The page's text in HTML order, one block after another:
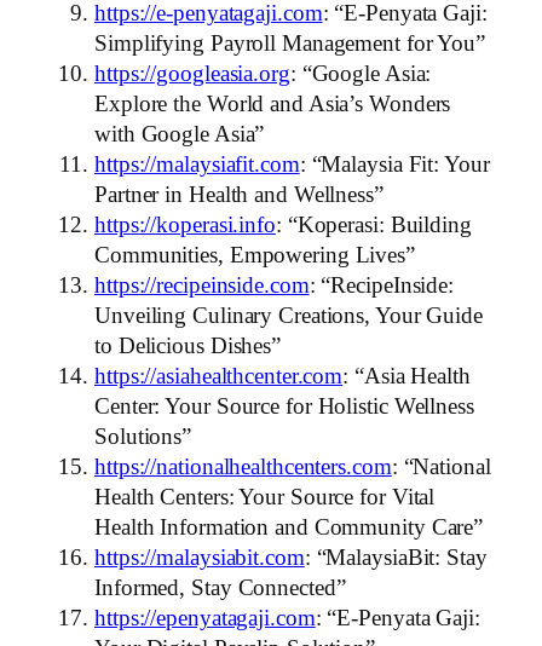
https://e-penyatagaji.com: “E-Penyata Gaji:
Simplifying Payroll Management for You”
https://googleasia.org: “Google Asia:
Explore the World and Asia’s Wonders
with Google Asia”
https://malaysiafit.com: “Malaysia Fit: Your
Partner in Health and Wellness”
https://koperasi.info: “Koperasi: Building
Communities, Empowering Lives”
https://recipeinside.com: “RecipeInside:
Unveiling Culinary Creations, Your Guide
to Delicious Dishes”
https://asiahealthcenter.com: “Asia Health
Center: Your Source for Holistic Wellness
Solutions”
https://nationalhealthcenters.com: “National
Health Centers: Your Source for Vital
Health Information and Community Care”
https://malaysiabit.com: “MalaysiaBit: Stay
Informed, Stay Connected”
https://epenyatagaji.com: “E-Penyata Gaji: